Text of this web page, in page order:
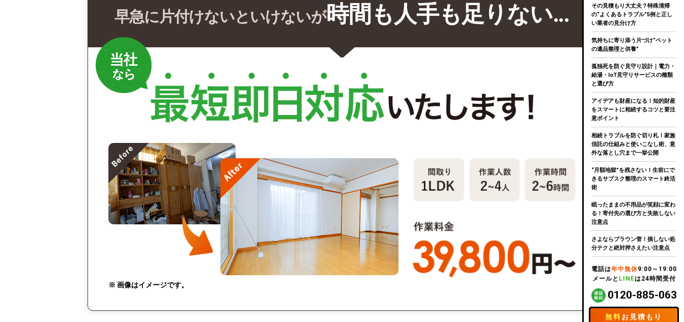
早急に片付けないといけないが時間も人手も足りない…
※ 画像はイメージです。
その見積もり大丈夫？特殊清掃
の“よくあるトラブル”5例と正し
い業者の見分け方
気持ちに寄り添う片づけ“ペット
の遺品整理と供養”
孤独死を防ぐ見守り設計｜電力・
給湯・IoT見守りサービスの種類
と選び方
アイデアも財産になる！知的財産
をスマートに相続するコツと要注
意ポイント
相続トラブルを防ぐ切り札！家族
信託の仕組みと使いこなし術、意
外な落とし穴まで一挙公開
“月額地獄”を残さない！生前にで
きるサブスク整理のスマート終活
術
眠ったままの不用品が笑顔に変わ
る！寄付先の選び方と失敗しない
注意点
さよならブラウン管！損しない処
分テクと絶対押さえたい注意点
電話は年中無休9:00～19:00
メールと LINEは24時間受付
0120-885-063
無料お見積もり